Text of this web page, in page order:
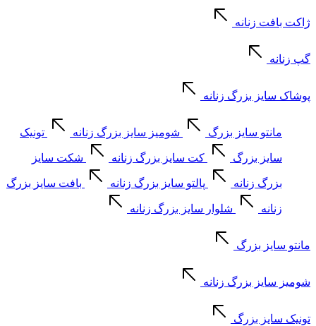
ژاکت بافت زنانه
گپ زنانه
پوشاک سایز بزرگ زنانه
مانتو سایز بزرگ شومیز سایز بزرگ زنانه تونیک
سایز بزرگ کت سایز بزرگ زنانه شکت سایز
بزرگ زنانه پالتو سایز بزرگ زنانه بافت سایز بزرگ
زنانه شلوار سایز بزرگ زنانه
مانتو سایز بزرگ
شومیز سایز بزرگ زنانه
تونیک سایز بزرگ